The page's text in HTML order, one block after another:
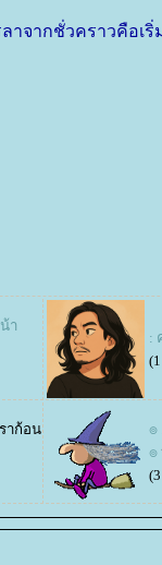
ลาจากชั่วคราวคือเ
า
:
าก้อน
๏
๏